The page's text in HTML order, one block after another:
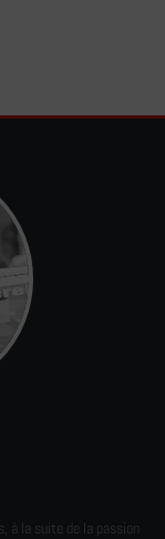
à la suite de la passion